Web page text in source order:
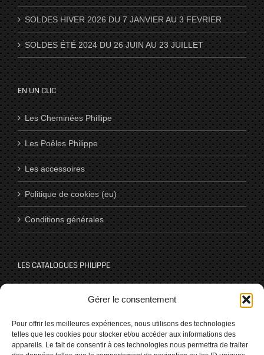
Gérer le consentement
Pour offrir les meilleures expériences, nous utilisons des technologies
telles que les cookies pour stocker et/ou accéder aux informations des
appareils. Le fait de consentir à ces technologies nous permettra de traiter
SOLDES HIVER 2026 DU 7 JANVIER AU 3 FEVRIER
SOLDES ÉTÉ 2024 DU 26 JUIN AU 23 JUILLET
EN UN CLIC
Les Cheminées Phillipe
Les Poêles Philippe
Les accessoires
Politique de cookies (eu)
Conditions générales
LES CATALOGUES PHILIPPE
NOUS SUIVRE SUR LES RÉSEAUX